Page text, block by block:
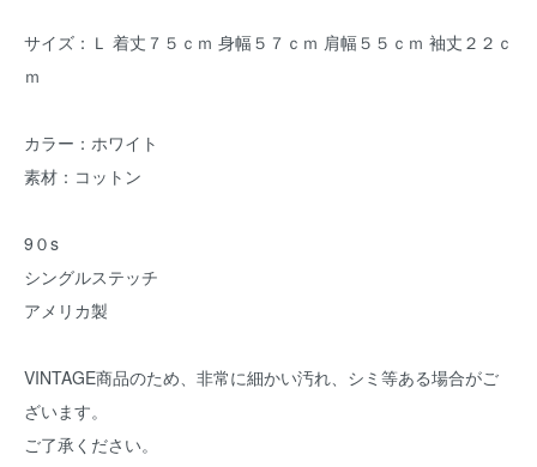
サイズ：Ｌ 着丈７５ｃｍ 身幅５７ｃｍ 肩幅５５ｃｍ 袖丈２２ｃ
ｍ
カラー：ホワイト
素材：コットン
9０s
シングルステッチ
アメリカ製
VINTAGE商品のため、非常に細かい汚れ、シミ等ある場合がご
ざいます。
ご了承ください。